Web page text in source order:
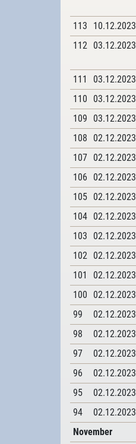
113 10.12.2023
112 03.12.2023
111 03.12.2023
110
03.12.2023
109
03.12.2023
108
02.12.2023
107 02.12.2023
106
02.12.2023
105 02.12.2023
104 02.12.2023
103
02.12.2023
102 02.12.2023
101
02.12.2023
100
02.12.2023
99
02.12.2023
98
02.12.2023
97
02.12.2023
96
02.12.2023
95
02.12.2023
94
02.12.2023
November